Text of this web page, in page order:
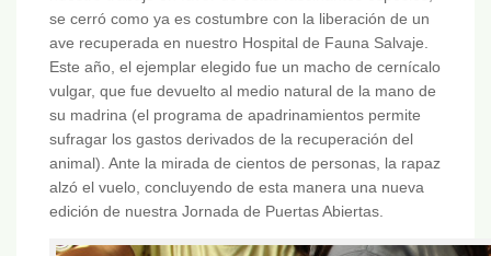
se cerró como ya es costumbre con la liberación de un
ave recuperada en nuestro Hospital de Fauna Salvaje.
Este año, el ejemplar elegido fue un macho de cernícalo
vulgar, que fue devuelto al medio natural de la mano de
su madrina (el programa de apadrinamientos permite
sufragar los gastos derivados de la recuperación del
animal). Ante la mirada de cientos de personas, la rapaz
alzó el vuelo, concluyendo de esta manera una nueva
edición de nuestra Jornada de Puertas Abiertas.